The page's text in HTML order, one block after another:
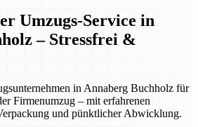
Umzugs-Service in
– Stressfrei &
in Annaberg Buchholz für
Firmenumzug – mit erfahrenen
und pünktlicher Abwicklung.